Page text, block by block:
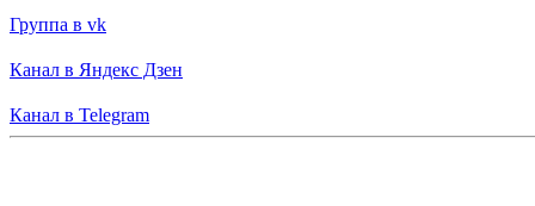
Группа в vk
Канал в Яндекс Дзен
Канал в Telegram